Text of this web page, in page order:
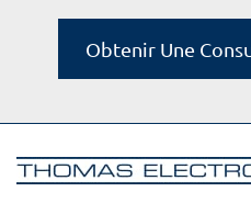
Obtenir Une